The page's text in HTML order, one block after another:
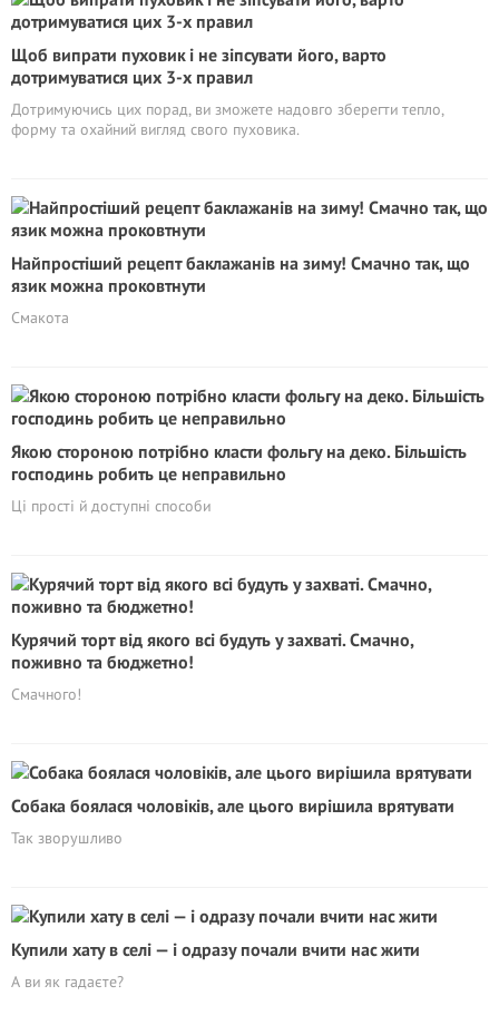
Щоб випрати пуховик і не зіпсувати його, варто
дотримуватися цих 3-х правил
Дотримуючись цих порад, ви зможете надовго зберегти тепло,
форму та охайний вигляд свого пуховика.
Найпростіший рецепт баклажанів на зиму! Смачно так, що
язик можна проковтнути
Смакота
Якою стороною потрібно класти фольгу на деко. Більшість
господинь робить це неправильно
Ці прості й доступні способи
Курячий торт від якого всі будуть у захваті. Смачно,
поживно та бюджетно!
Смачного!
Собака боялася чоловіків, але цього вирішила врятувати
Так зворушливо
Купили хату в селі — і одразу почали вчити нас жити
А ви як гадаєте?